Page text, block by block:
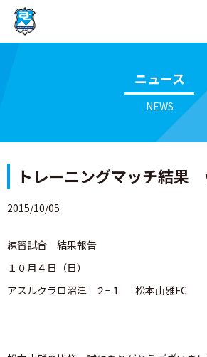
ニュース
NEWS
トレーニングマッチ結果
2015/10/05
練習試合 結果報告
１０月４日（日）
アスルクラロ沼津 ２−１ 松本山雅FC